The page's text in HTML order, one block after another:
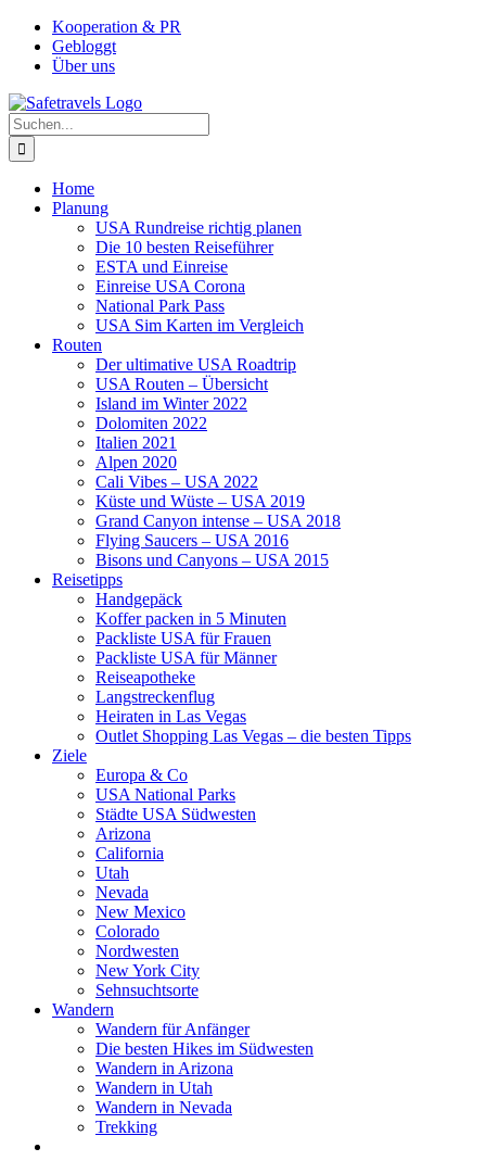
Zum
Inhalt
springen
Facebook
Instagram
YouTube
PinterestKooperation & PR
Gebloggt
Über uns
Suche
nach:
Home
Planung
USA Rundreise richtig planen
Die 10 besten Reiseführer
ESTA und Einreise
Einreise USA Corona
National Park Pass
USA Sim Karten im Vergleich
Routen
Der ultimative USA Roadtrip
USA Routen – Übersicht
Island im Winter 2022
Dolomiten 2022
Italien 2021
Alpen 2020
Cali Vibes – USA 2022
Küste und Wüste – USA 2019
Grand Canyon intense – USA 2018
Flying Saucers – USA 2016
Bisons und Canyons – USA 2015
Reisetipps
Handgepäck
Koffer packen in 5 Minuten
Packliste USA für Frauen
Packliste USA für Männer
Reiseapotheke
Langstreckenflug
Heiraten in Las Vegas
Outlet Shopping Las Vegas – die besten Tipps
Ziele
Europa & Co
USA National Parks
Städte USA Südwesten
Arizona
California
Utah
Nevada
New Mexico
Colorado
Nordwesten
New York City
Sehnsuchtsorte
Wandern
Wandern für Anfänger
Die besten Hikes im Südwesten
Wandern in Arizona
Wandern in Utah
Wandern in Nevada
Trekking